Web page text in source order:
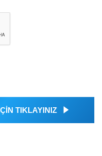
TIKLAYINIZ